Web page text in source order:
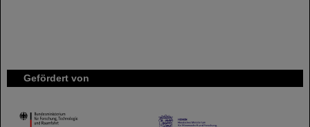
Gefördert von
HMWK